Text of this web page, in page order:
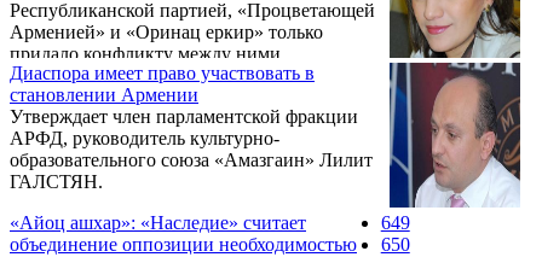
позу демократа-моралиста.
Республиканской партией, «Процветающей
Арменией» и «Оринац еркир» только
придало конфликту между ними
андерграундный характер и лишь еще
больше усилило разногласия между этими
силами. Такое мнение в беседе с
корреспондентом Новости Армении -
NEWS.am выразил глава Армянского
центра стратегических и национальных
Диаспора имеет право участвовать в
становлении Армении
Утверждает член парламентской фракции
АРФД, руководитель культурно-
образовательного союза «Амазгаин» Лилит
ГАЛСТЯН.
«Айоц ашхар»: «Наследие» считает
объединение оппозиции необходимостью
649
650